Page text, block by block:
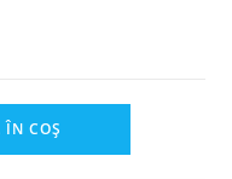
COȘ